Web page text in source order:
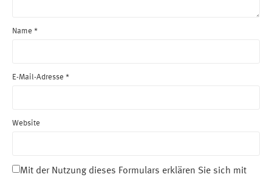
Name *
E-Mail-Adresse *
Website
Mit der Nutzung dieses Formulars erklären Sie sich mit